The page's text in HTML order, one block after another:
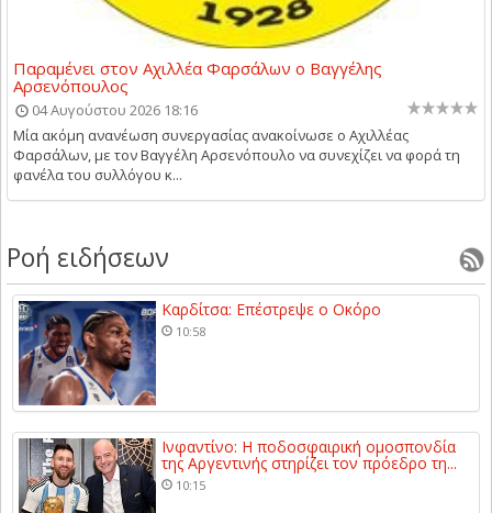
Παραμένει στον Αχιλλέα Φαρσάλων ο Βαγγέλης
Αρσενόπουλος
04 Αυγούστου 2026 18:16
Μία ακόμη ανανέωση συνεργασίας ανακοίνωσε ο Αχιλλέας
Φαρσάλων, με τον Βαγγέλη Αρσενόπουλο να συνεχίζει να φορά τη
φανέλα του συλλόγου κ...
Ροή ειδήσεων
Καρδίτσα: Επέστρεψε ο Οκόρο
10:58
Ινφαντίνο: Η ποδοσφαιρική ομοσπονδία
της Αργεντινής στηρίζει τον πρόεδρο τη...
10:15